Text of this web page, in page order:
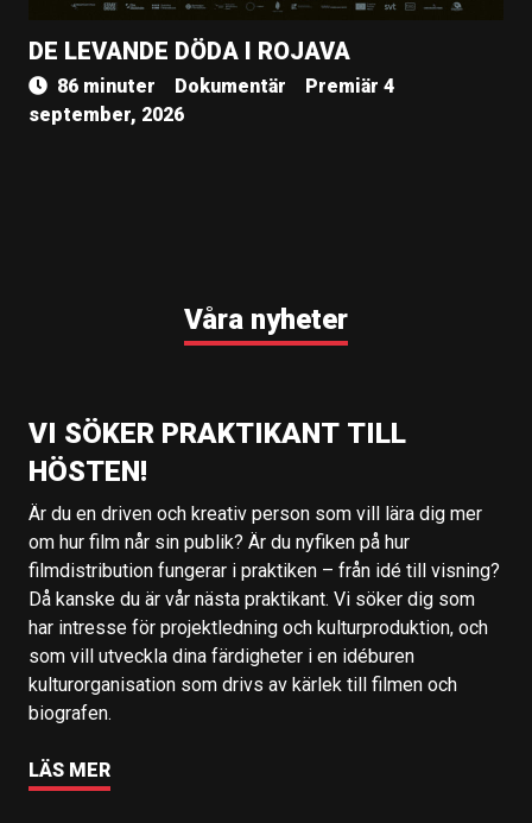
DE LEVANDE DÖDA I ROJAVA
86 minuter Dokumentär
Premiär 4
september, 2026
Våra nyheter
VI SÖKER PRAKTIKANT TILL
HÖSTEN!
Är du en driven och kreativ person som vill lära dig mer
om hur film når sin publik? Är du nyfiken på hur
filmdistribution fungerar i praktiken – från idé till visning?
Då kanske du är vår nästa praktikant. Vi söker dig som
har intresse för projektledning och kulturproduktion, och
som vill utveckla dina färdigheter i en idéburen
kulturorganisation som drivs av kärlek till filmen och
biografen.
LÄS MER